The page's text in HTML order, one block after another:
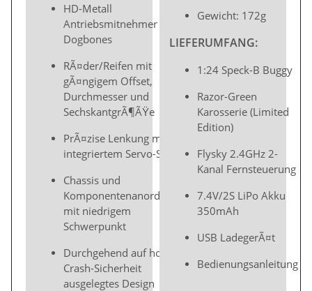
HD-Metall
Antriebsmitnehmer und
Dogbones
RÃ¤der/Reifen mit
gÃ¤ngigem Offset,
Durchmesser und
SechskantgrÃ¶ÃŸe
PrÃ¤zise Lenkung mit
integriertem Servo-Saver
Chassis und
Komponentenanordnung
mit niedrigem
Schwerpunkt
Durchgehend auf hohe
Crash-Sicherheit
ausgelegtes Design
Gewicht: 172g
LIEFERUMFANG:
1:24 Speck-B Buggy
Razor-Green
Karosserie (Limited
Edition)
Flysky 2.4GHz 2-
Kanal Fernsteuerung
7.4V/2S LiPo Akku
350mAh
USB LadegerÃ¤t
Bedienungsanleitung